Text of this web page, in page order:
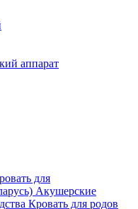
аппарат
для
Акушерские
Кровать для родов